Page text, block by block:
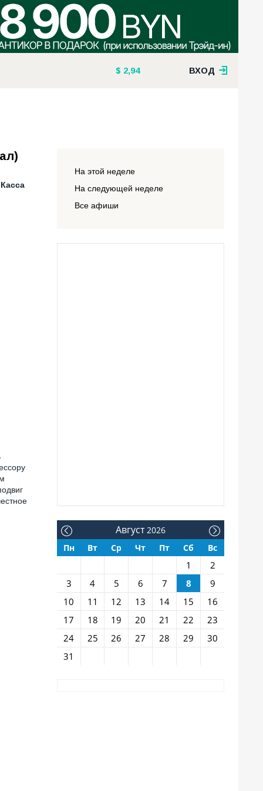
2,94 ВХОД
На этой неделе
На следующей неделе
Все афиши
Август 2026
Пн
Вт Ср Чт Пт Сб Вс
1
2
3
4 5 6 7 8
9
10
11 12 13 14 15
16
17
18 19 20 21 22
23
24
25 26 27 28 29
30
31